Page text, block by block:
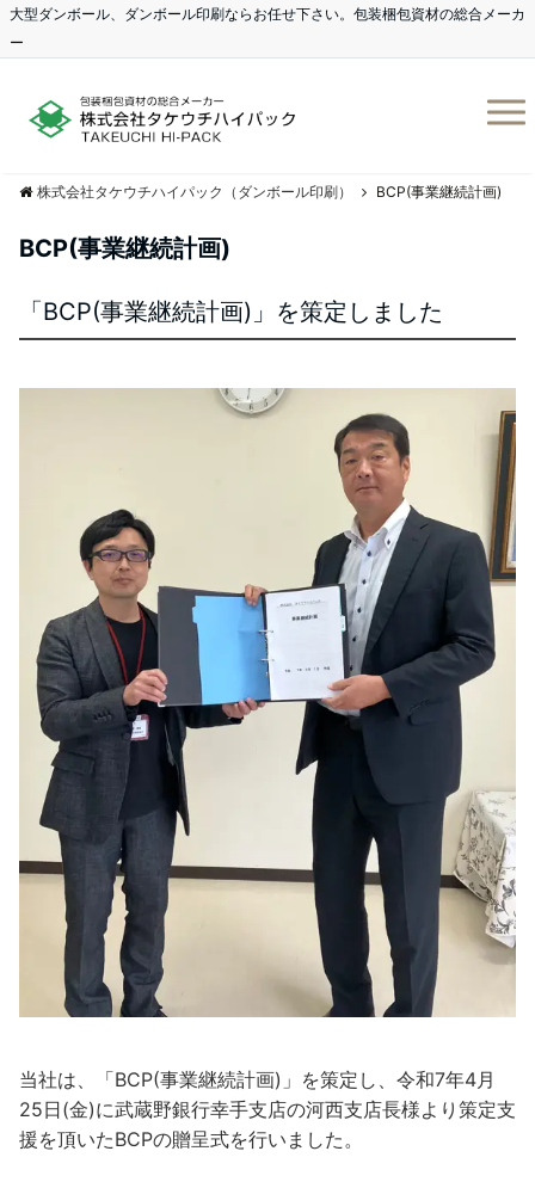
大型ダンボール、ダンボール印刷ならお任せ下さい。包装梱包資材の総合メーカ
ー
株式会社タケウチハイパック（ダンボール印刷） BCP(事業継続計画)
BCP(事業継続計画)
「BCP(事業継続計画)」を策定しました
当社は、「BCP(事業継続計画)」を策定し、令和7年4月
25日(金)に武蔵野銀行幸手支店の河西支店長様より策定支
援を頂いたBCPの贈呈式を行いました。